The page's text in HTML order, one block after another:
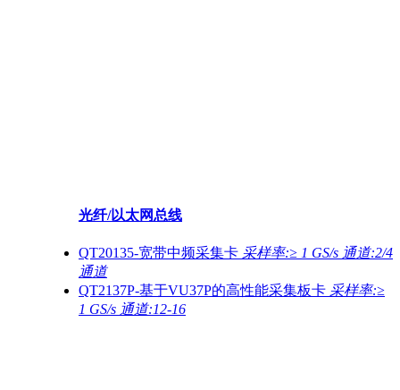
光纤/以太网总线
QT20135-宽带中频采集卡 采样率:≥ 1 GS/s 通道:2/4
通道
QT2137P-基于VU37P的高性能采集板卡 采样率:≥
1 GS/s 通道:12-16